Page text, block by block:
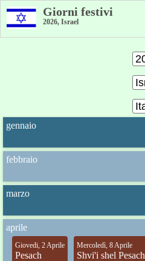
Giorni festivi
2026, Israel
gennaio
febbraio
marzo
aprile
Giovedi, 2 Aprile
Pesach
Mercoledì, 8 Aprile
Shvi'i shel Pesach